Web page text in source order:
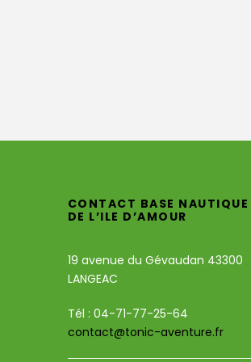
CONTACT BASE NAUTIQUE
DE L’ILE D’AMOUR
19 avenue du Gévaudan 43300
LANGEAC
Tél : 04-71-77-25-64
contact@tonic-aventure.fr